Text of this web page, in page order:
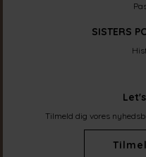
SISTERS
Tilmeld dig vores